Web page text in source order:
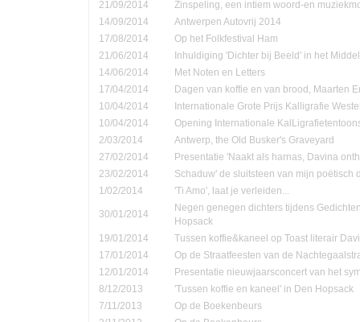
21/09/2014
Zinspeling, een intiem woord-en
14/09/2014
Antwerpen Autovrij 2014
17/08/2014
Op het Folkfestival Ham
21/06/2014
Inhuldiging 'Dichter bij Beeld' in het
14/06/2014
Met Noten en Letters
17/04/2014
Dagen van koffie en van brood, Maarten
10/04/2014
Internationale Grote Prijs Kalligrafie
10/04/2014
Opening Internationale
2/03/2014
Antwerp, the Old Busker's Graveyard
27/02/2014
Presentatie 'Naakt als harnas, Davina
23/02/2014
Schaduw' de sluitsteen van mijn poëtisch
1/02/2014
'Ti Amo', laat je verleiden...
30/01/2014
Negen genegen dichters tijdens
Hopsack
19/01/2014
Tussen koffie&kaneel op Toast literair
17/01/2014
Op de Straatfeesten van de
12/01/2014
Presentatie nieuwjaarsconcert van het
8/12/2013
'Tussen koffie en kaneel' in Den Hopsack
7/11/2013
Op de Boekenbeurs